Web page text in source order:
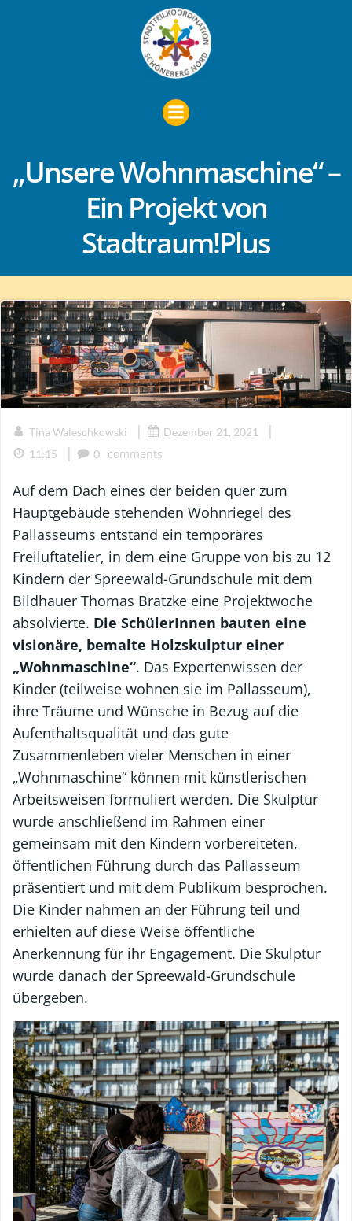
Zum
Inhalt
springen
„Unsere Wohnmaschine“ –
Ein Projekt von
Stadtraum!Plus
Tina Waleschkowski | Dezember 21, 2021 |
11:15 | 0 comments
Auf dem Dach eines der beiden quer zum
Hauptgebäude stehenden Wohnriegel des
Pallasseums entstand ein temporäres
Freiluftatelier, in dem eine Gruppe von bis zu 12
Kindern der Spreewald-Grundschule mit dem
Bildhauer Thomas Bratzke eine Projektwoche
absolvierte. Die SchülerInnen bauten eine
visionäre, bemalte Holzskulptur einer
„Wohnmaschine“. Das Expertenwissen der
Kinder (teilweise wohnen sie im Pallasseum),
ihre Träume und Wünsche in Bezug auf die
Aufenthaltsqualität und das gute
Zusammenleben vieler Menschen in einer
„Wohnmaschine“ können mit künstlerischen
Arbeitsweisen formuliert werden. Die Skulptur
wurde anschließend im Rahmen einer
gemeinsam mit den Kindern vorbereiteten,
öffentlichen Führung durch das Pallasseum
präsentiert und mit dem Publikum besprochen.
Die Kinder nahmen an der Führung teil und
erhielten auf diese Weise öffentliche
Anerkennung für ihr Engagement. Die Skulptur
wurde danach der Spreewald-Grundschule
übergeben.